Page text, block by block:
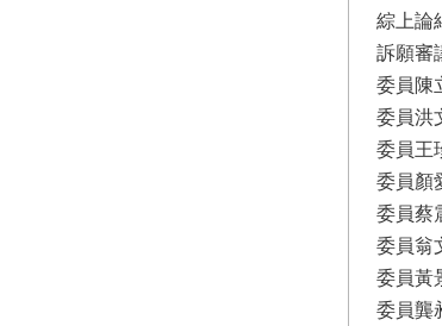
綜上論
訴願審
委員陳
委員洪
委員王
委員顏
委員蔡
委員翁
委員黃
委員龔